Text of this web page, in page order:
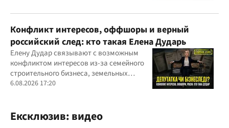
Конфликт интересов, оффшоры и верный
российский след: кто такая Елена Дударь
Елену Дудар связывают с возможным
конфликтом интересов из-за семейного
строительного бизнеса, земельных
скандалов, судебных дел
6.08.2026 17:20
Ексклюзив: видео